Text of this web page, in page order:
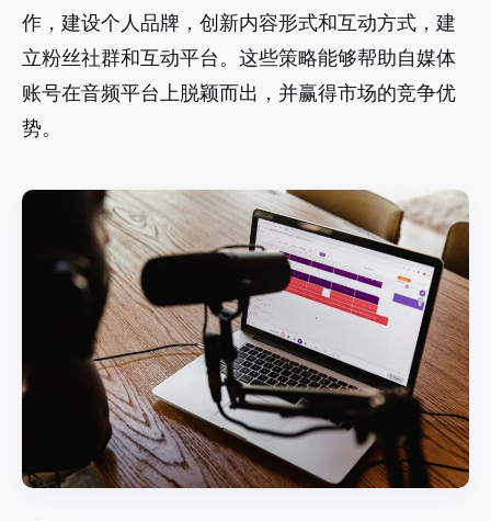
作，建设个人品牌，创新内容形式和互动方式，建
立粉丝社群和互动平台。这些策略能够帮助自媒体
账号在音频平台上脱颖而出，并赢得市场的竞争优
势。